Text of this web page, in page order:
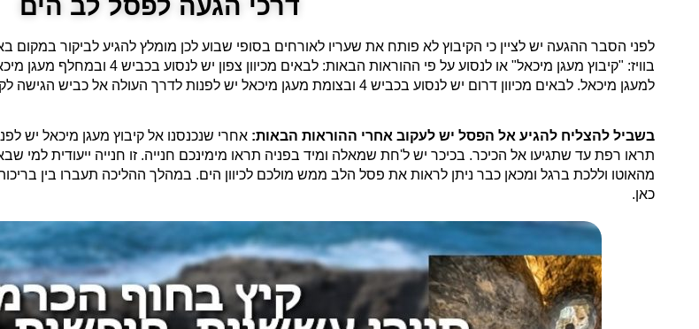
דרכי הגעה לפסל לב הים
לפני הסבר ההגעה יש לציין כי הקיבוץ לא פותח את שעריו לאורחים בסופי שבוע לכן מומלץ להגיע לביקור במקום
בוויז: "קיבוץ מעגן מיכאל" או לנסוע על
למעגן מיכאל. לבאים מכיוון דרום יש לנסוע בכביש 4 ובצומת מעגן מיכאל יש לפנות לדרך העולה אל כביש הגישה לקיבוץ.
בשביל להצליח להגיע אל הפסל יש לעקוב אחרי ההוראות הבאות: אחרי שנכנסנו אל קיבוץ מעגן מיכאל יש
תראו רפת עד שתגיעו אל הכיכר. בכיכר יש ל'חת שמאלה ומיד בפניה תראו מימינכם חנייה. זו חנייה ייעודית
מהאוטו וללכת ברגל ומכאן כבר ניתן לראות את פסל הלב ממש מולכם לכיוון הים. במהלך ההליכה תעברו בין
כאן.